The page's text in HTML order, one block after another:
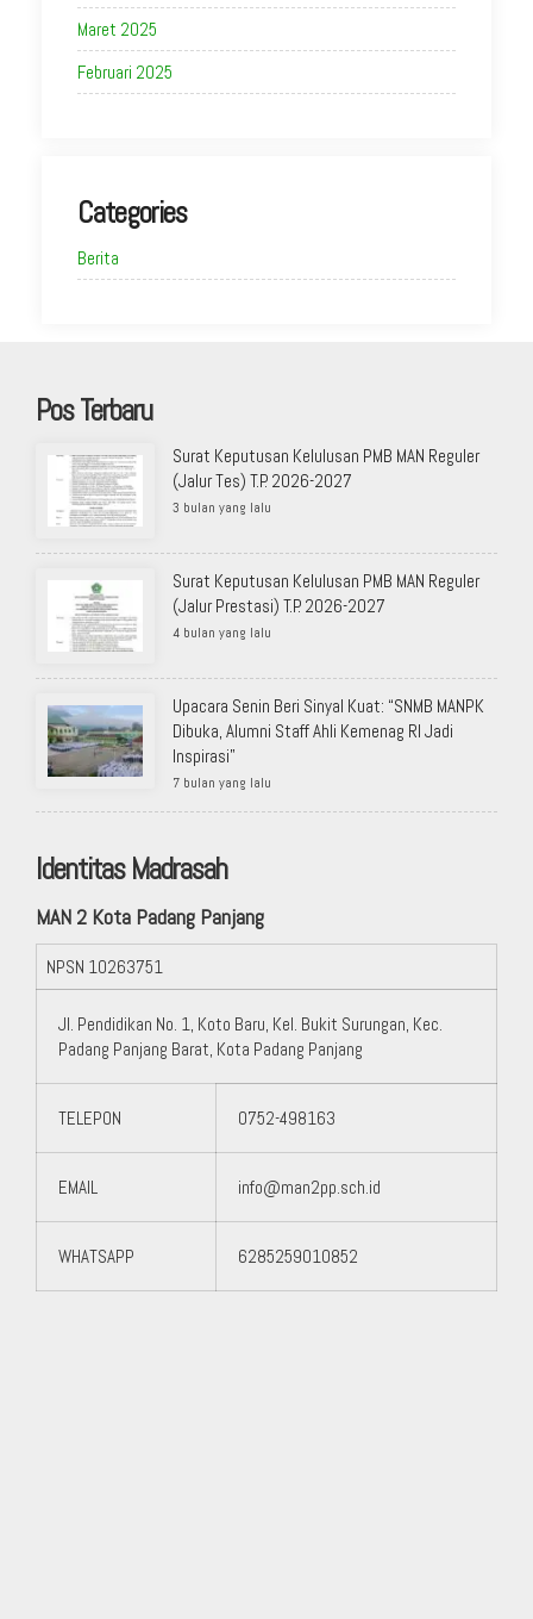
Maret 2025
Februari 2025
Categories
Berita
Pos Terbaru
Surat Keputusan Kelulusan PMB MAN Reguler
(Jalur Tes) T.P. 2026-2027
3 bulan yang lalu
Surat Keputusan Kelulusan PMB MAN Reguler
(Jalur Prestasi) T.P. 2026-2027
4 bulan yang lalu
Upacara Senin Beri Sinyal Kuat: “SNMB MANPK
Dibuka, Alumni Staff Ahli Kemenag RI Jadi
Inspirasi”
7 bulan yang lalu
Identitas Madrasah
MAN 2 Kota Padang Panjang
NPSN 10263751
Jl. Pendidikan No. 1, Koto Baru, Kel. Bukit Surungan, Kec.
Padang Panjang Barat, Kota Padang Panjang
TELEPON 0752-498163
EMAIL info@man2pp.sch.id
WHATSAPP 6285259010852